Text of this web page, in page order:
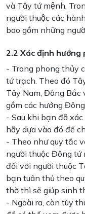
và Tây tứ mệnh.
người thuộc các
bao gồm những
2.2 Xác định hướng
- Trong phong thủy
tứ trạch. Theo đó
Tây Nam, Đông Bắc
gồm các hướng
- Sau khi bạn đã
hãy dựa vào đó để
- Theo như quy tắc
người thuộc Đông tứ
đối với người thuộc
bạn tuân thủ theo
thờ thì sẽ giúp sinh
- Ngoài ra, còn tùy